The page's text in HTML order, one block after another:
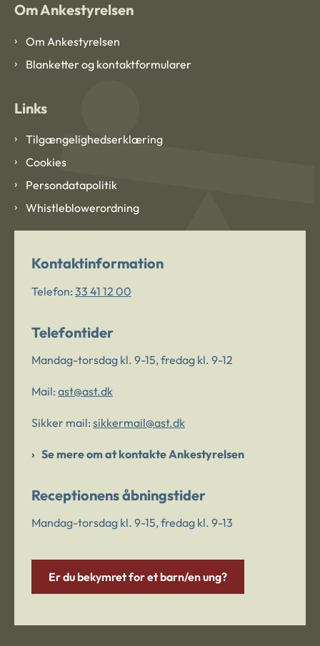
Om Ankestyrelsen
Om Ankestyrelsen
Blanketter og kontaktformularer
Links
Tilgængelighedserklæring
Cookies
Persondatapolitik
Whistleblowerordning
Kontaktinformation
Telefon: 33 41 12 00
Telefontider
Mandag-torsdag kl. 9-15, fredag kl. 9-12
Mail: ast@ast.dk
Sikker mail: sikkermail@ast.dk
Se mere om at kontakte Ankestyrelsen
Receptionens åbningstider
Mandag-torsdag kl. 9-15, fredag kl. 9-13
Er du bekymret for et barn/en ung?